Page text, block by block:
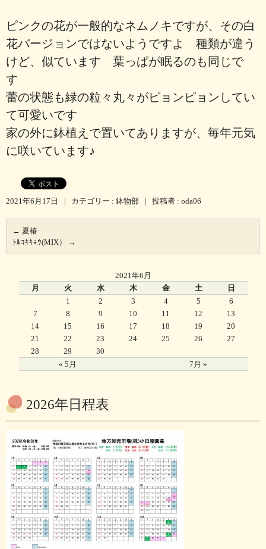
ピンクの花が一般的なネムノキですが、その白
花バージョンではないようですよ 種類が違う
けど、似ています 葉っぱが眠るのも同じで
す
蕾の状態も緑の粒々丸々がピョンピョンしてい
て可愛いです
家の外に鉢植えで置いてありますが、毎年元気
に咲いています♪
2021年6月17日 | カテゴリー : 鉢物部 | 投稿者 : oda06
← 夏椿
ﾄﾙｺｷｷｮｳ(MIX）
→
2021年6月
月
火 水 木 金 土 日
« 5月 7月 »
1 2 3 4 5
6
7
8 9 10 11 12
13
14
15 16 17 18 19
20
21
22 23 24 25 26
27
28
29 30
2026年日程表